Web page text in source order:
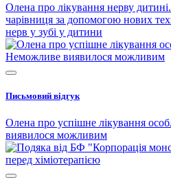
Олена про лікування нерву
чарівниця за допомогою нових
нерв у зубі у дитини
Письмовий відгук
Олена про успішне лікування
виявилося можливим